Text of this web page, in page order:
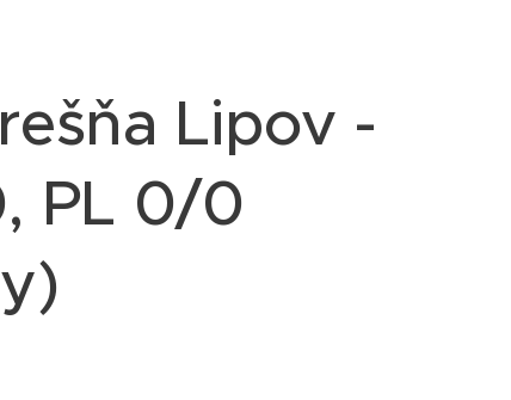
Lipov -
PL 0/0